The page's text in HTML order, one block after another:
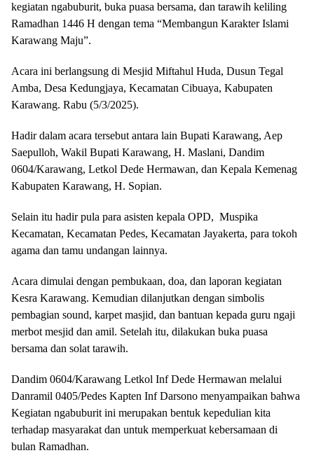
kegiatan ngabuburit, buka puasa bersama, dan tarawih keliling
Ramadhan 1446 H dengan tema “Membangun Karakter Islami
Karawang Maju”.
Acara ini berlangsung di Mesjid Miftahul Huda, Dusun Tegal
Amba, Desa Kedungjaya, Kecamatan Cibuaya, Kabupaten
Karawang. Rabu (5/3/2025).
Hadir dalam acara tersebut antara lain Bupati Karawang, Aep
Saepulloh, Wakil Bupati Karawang, H. Maslani, Dandim
0604/Karawang, Letkol Dede Hermawan, dan Kepala Kemenag
Kabupaten Karawang, H. Sopian.
Selain itu hadir pula para asisten kepala OPD, Muspika
Kecamatan, Kecamatan Pedes, Kecamatan Jayakerta, para tokoh
agama dan tamu undangan lainnya.
Acara dimulai dengan pembukaan, doa, dan laporan kegiatan
Kesra Karawang. Kemudian dilanjutkan dengan simbolis
pembagian sound, karpet masjid, dan bantuan kepada guru ngaji
merbot mesjid dan amil. Setelah itu, dilakukan buka puasa
bersama dan solat tarawih.
Dandim 0604/Karawang Letkol Inf Dede Hermawan melalui
Danramil 0405/Pedes Kapten Inf Darsono menyampaikan bahwa
Kegiatan ngabuburit ini merupakan bentuk kepedulian kita
terhadap masyarakat dan untuk memperkuat kebersamaan di
bulan Ramadhan.